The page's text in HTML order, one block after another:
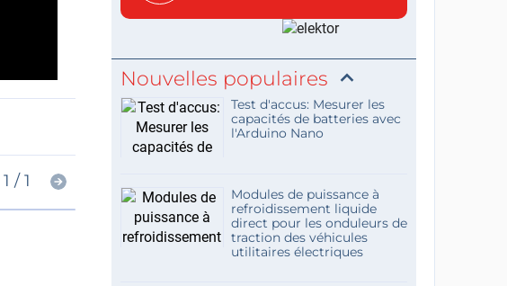
/ 1
Nouvelles populaires
Test d'accus: Mesurer les
capacités de batteries avec
l'Arduino Nano
Modules de puissance à
refroidissement liquide
direct pour les onduleurs de
traction des véhicules
utilitaires électriques